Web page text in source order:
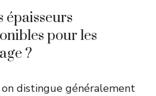
épaisseurs
pour les
?
on distingue généralement